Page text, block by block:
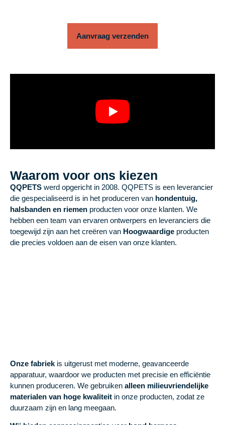
Aanvraag verzenden
Waarom voor ons kiezen
QQPETS werd opgericht in 2008. QQPETS is een leverancier
die gespecialiseerd is in het produceren van hondentuig,
halsbanden en riemen producten voor onze klanten. We
hebben een team van ervaren ontwerpers en leveranciers die
toegewijd zijn aan het creëren van Hoogwaardige producten
die precies voldoen aan de eisen van onze klanten.
Onze fabriek is uitgerust met moderne, geavanceerde
apparatuur, waardoor we producten met precisie en efficiëntie
kunnen produceren. We gebruiken alleen milieuvriendelijke
materialen van hoge kwaliteit in onze producten, zodat ze
duurzaam zijn en lang meegaan.